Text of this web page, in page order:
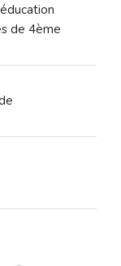
de 4ème